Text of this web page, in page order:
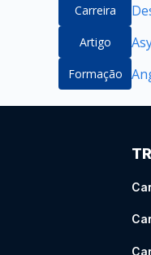
Carreira
Artigo
Formação